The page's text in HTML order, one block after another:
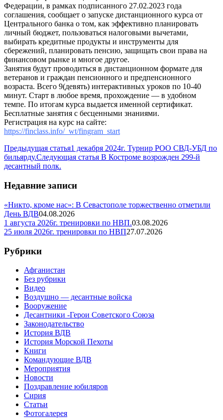
Федерации, в рамках подписанного 27.02.2023 года
соглашения, сообщает о запуске дистанционного курса от
Центрального банка о том, как эффективно планировать
личный бюджет, пользоваться налоговыми вычетами,
выбирать кредитные продукты и инструменты для
сбережений, планировать пенсию, защищать свои права на
финансовом рынке и многое другое.
Занятия будут проводиться в дистанционном формате для
ветеранов и граждан пенсионного и предпенсионного
возраста. Всего 9(девять) интерактивных уроков по 10-40
минут. Старт в любое время, прохождение — в удобном
темпе. По итогам курса выдается именной сертификат.
Бесплатные занятия с бесценными знаниями.
Регистрация на курс на сайте:
https://finclass.info/_wt/fingram_start
Предыдущая статья1 декабря 2024г. Турнир РОО СВД-УБД по
бильярду.Следующая статья В Костроме возрожден 299-й
десантный полк.
Недавние записи
«Никто, кроме нас»: В Севастополе торжественно отметили
День ВДВ04.08.2026
1 августа 2026г. тренировки по НВП.03.08.2026
25 июля 2026г. тренировки по НВП27.07.2026
Рубрики
Афганистан
Без рубрики
Видео
Воздушно — десантные войска
Вооружение
Десантники -Герои Советского Союза
Законодательство
История ВДВ
История Морской Пехоты
Книги
Командующие ВДВ
Мероприятия
Новости
Поздравление юбиляров
Сирия
Статьи
Фотогалерея